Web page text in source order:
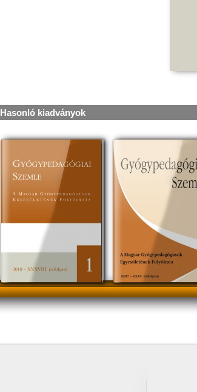
Hasonló kiadványok